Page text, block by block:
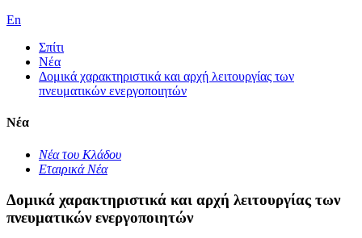
En
Σπίτι
Νέα
Δομικά χαρακτηριστικά και αρχή λειτουργίας των
πνευματικών ενεργοποιητών
Νέα
Νέα του Κλάδου
Εταιρικά Νέα
Δομικά χαρακτηριστικά και αρχή λειτουργίας των
πνευματικών ενεργοποιητών